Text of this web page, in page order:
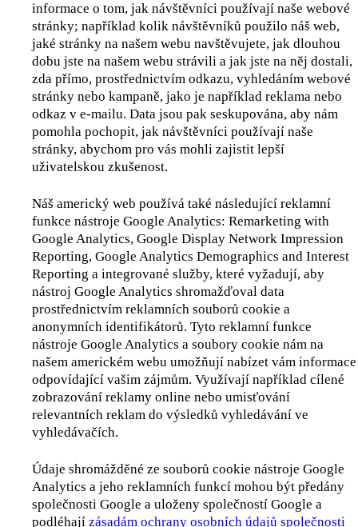
informace o tom, jak návštěvníci používají naše webové
stránky; například kolik návštěvníků použilo náš web,
jaké stránky na našem webu navštěvujete, jak dlouhou
dobu jste na našem webu strávili a jak jste na něj dostali,
zda přímo, prostřednictvím odkazu, vyhledáním webové
stránky nebo kampaně, jako je například reklama nebo
odkaz v e-mailu. Data jsou pak seskupována, aby nám
pomohla pochopit, jak návštěvníci používají naše
stránky, abychom pro vás mohli zajistit lepší
uživatelskou zkušenost.
Náš americký web používá také následující reklamní
funkce nástroje Google Analytics: Remarketing with
Google Analytics, Google Display Network Impression
Reporting, Google Analytics Demographics and Interest
Reporting a integrované služby, které vyžadují, aby
nástroj Google Analytics shromažďoval data
prostřednictvím reklamních souborů cookie a
anonymních identifikátorů. Tyto reklamní funkce
nástroje Google Analytics a soubory cookie nám na
našem americkém webu umožňují nabízet vám informace
odpovídající vašim zájmům. Využívají například cílené
zobrazování reklamy online nebo umisťování
relevantních reklam do výsledků vyhledávání ve
vyhledávačích.
Údaje shromážděné ze souborů cookie nástroje Google
Analytics a jeho reklamních funkcí mohou být předány
společnosti Google a uloženy společností Google a
podléhají zásadám ochrany osobních údajů společnosti